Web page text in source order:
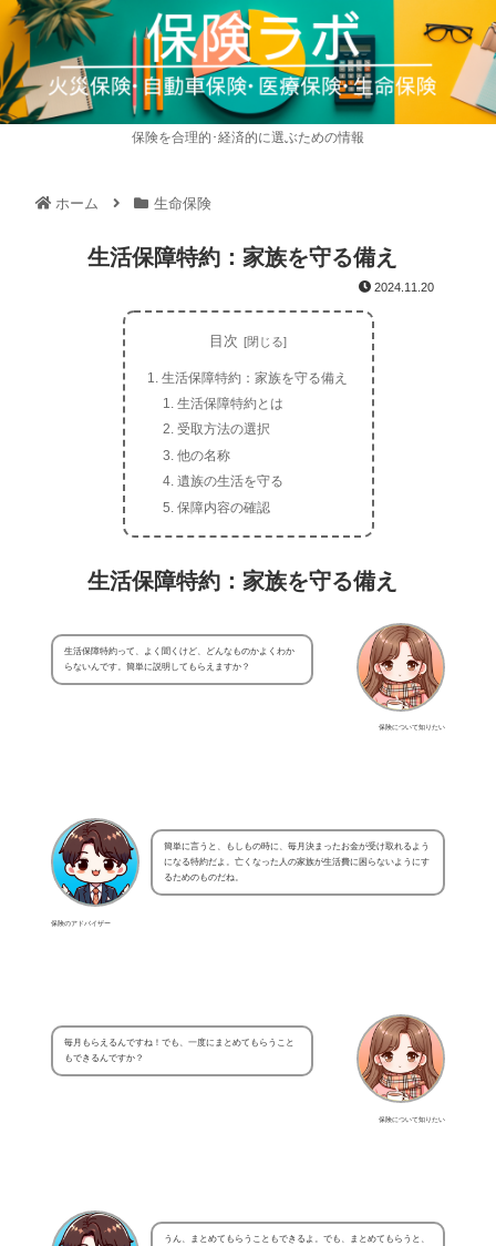
保険を合理的･経済的に選ぶための情報
ホーム 生命保険
生活保障特約：家族を守る備え
2024.11.20
目次
生活保障特約：家族を守る備え
生活保障特約とは
受取方法の選択
他の名称
遺族の生活を守る
保障内容の確認
生活保障特約：家族を守る備え
保険について知りたい
生活保障特約って、よく聞くけど、どんなものかよくわか
らないんです。簡単に説明してもらえますか？
保険のアドバイザー
簡単に言うと、もしもの時に、毎月決まったお金が受け取れるよう
になる特約だよ。亡くなった人の家族が生活費に困らないようにす
るためのものだね。
保険について知りたい
毎月もらえるんですね！でも、一度にまとめてもらうこと
もできるんですか？
うん、まとめてもらうこともできるよ。でも、まとめてもらうと、